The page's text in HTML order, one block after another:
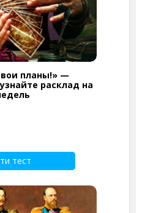
планы!» —
расклад на
тест